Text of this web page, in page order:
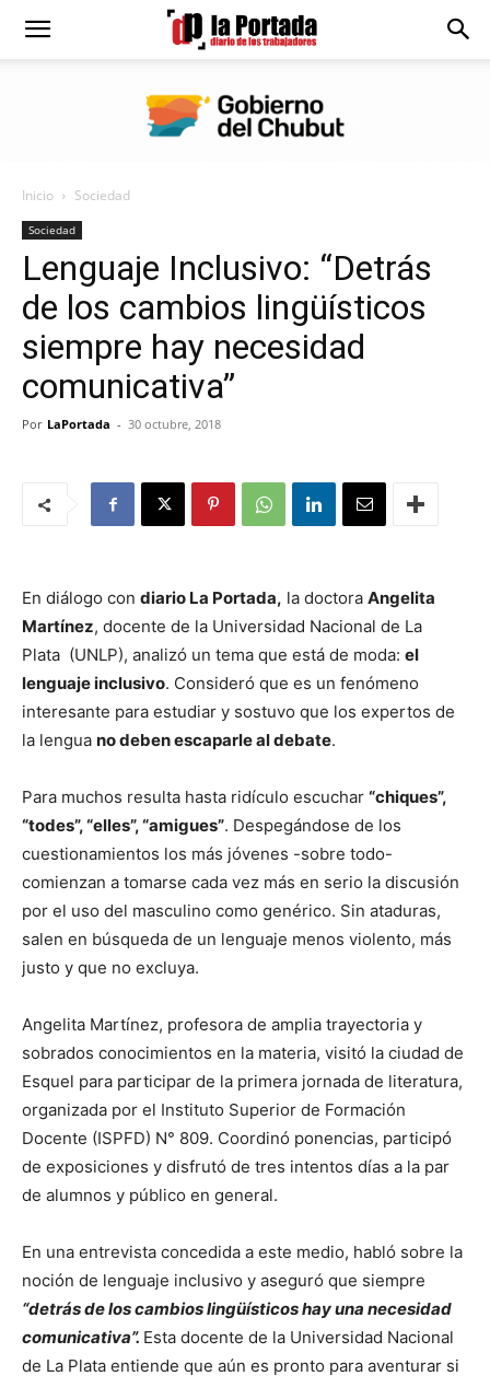
Diario
Portada
Inicio Sociedad
Sociedad
Lenguaje Inclusivo: “Detrás
de los cambios lingüísticos
siempre hay necesidad
comunicativa”
Por LaPortada - 30 octubre, 2018
En diálogo con diario La Portada, la doctora Angelita
Martínez, docente de la Universidad Nacional de La
Plata (UNLP), analizó un tema que está de moda: el
lenguaje inclusivo. Consideró que es un fenómeno
interesante para estudiar y sostuvo que los expertos de
la lengua no deben escaparle al debate.
Para muchos resulta hasta ridículo escuchar “chiques”,
“todes”, “elles”, “amigues”. Despegándose de los
cuestionamientos los más jóvenes -sobre todo-
comienzan a tomarse cada vez más en serio la discusión
por el uso del masculino como genérico. Sin ataduras,
salen en búsqueda de un lenguaje menos violento, más
justo y que no excluya.
Angelita Martínez, profesora de amplia trayectoria y
sobrados conocimientos en la materia, visitó la ciudad de
Esquel para participar de la primera jornada de literatura,
organizada por el Instituto Superior de Formación
Docente (ISPFD) N° 809. Coordinó ponencias, participó
de exposiciones y disfrutó de tres intentos días a la par
de alumnos y público en general.
En una entrevista concedida a este medio, habló sobre la
noción de lenguaje inclusivo y aseguró que siempre
“detrás de los cambios lingüísticos hay una necesidad
comunicativa”. Esta docente de la Universidad Nacional
de La Plata entiende que aún es pronto para aventurar si